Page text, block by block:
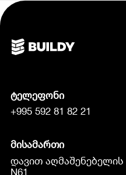
ტელეფონი
+995 592 81 82 21
მისამართი
დავით აღმაშენებელის
N61